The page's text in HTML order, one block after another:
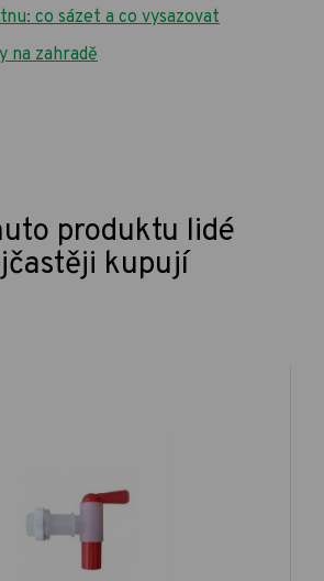
co sázet a co vysazovat
na zahradě
produktu lidé
kupují